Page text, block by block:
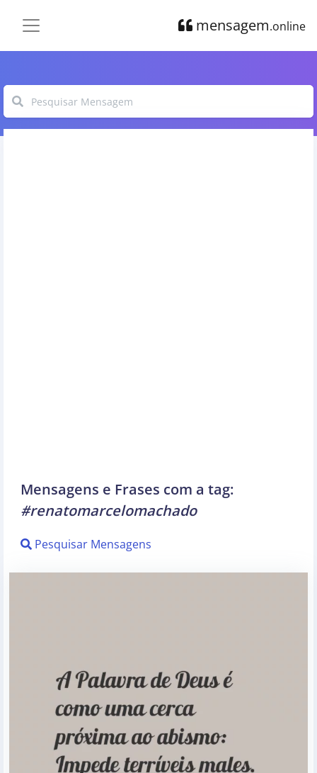
mensagem.online
Mensagens e Frases com a tag:
#renatomarcelomachado
Pesquisar Mensagens